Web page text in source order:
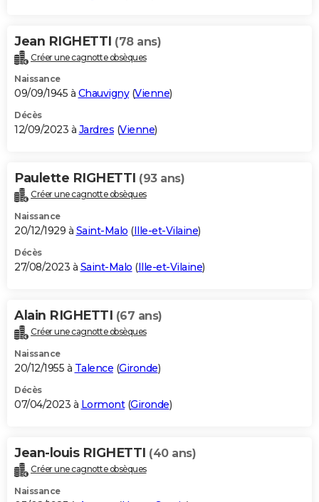
Jean RIGHETTI (78 ans)
Créer une cagnotte obsèques
Naissance
09/09/1945 à Chauvigny(Vienne)
Décès
12/09/2023 à Jardres (Vienne)
Paulette RIGHETTI (93 ans)
Créer une cagnotte obsèques
Naissance
20/12/1929 à Saint-Malo (Ille-et-Vilaine)
Décès
27/08/2023 à Saint-Malo (Ille-et-Vilaine)
Alain RIGHETTI (67 ans)
Créer une cagnotte obsèques
Naissance
20/12/1955 à Talence (Gironde)
Décès
07/04/2023 à Lormont(Gironde)
Jean-louis RIGHETTI (40 ans)
Créer une cagnotte obsèques
Naissance